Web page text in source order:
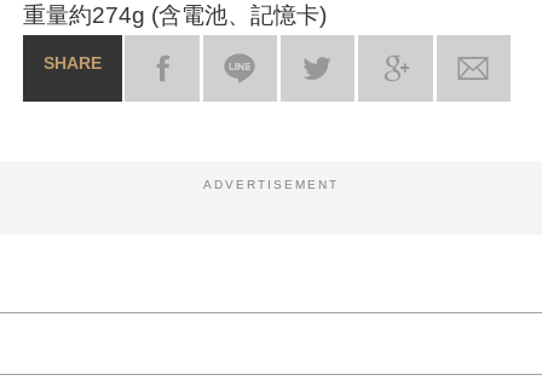
重量約274g (含電池、記憶卡)
SHARE
ADVERTISEMENT